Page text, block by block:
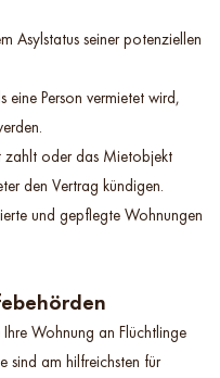
Asylstatus seiner potenziellen
eine Person vermietet wird,
zahlt oder das Mietobjekt
den Vertrag kündigen.
und gepflegte Wohnungen
Wohnung an Flüchtlinge
sind am hilfreichsten für